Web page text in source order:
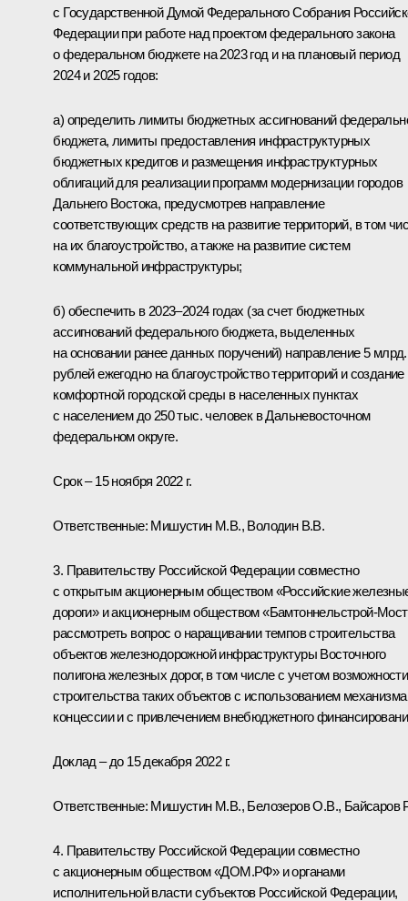
с Государственной Думой Федерального Собрания
Федерации при работе над проектом федерального закона
о федеральном бюджете на 2023 год и на плановый период
2024 и 2025 годов:
а) определить лимиты бюджетных ассигнований
бюджета, лимиты предоставления инфраструктурных
бюджетных кредитов и размещения инфраструктурных
облигаций для реализации программ модернизации городов
Дальнего Востока, предусмотрев направление
соответствующих средств на развитие территорий, в том
на их благоустройство, а также на развитие систем
коммунальной инфраструктуры;
б) обеспечить в 2023–2024 годах (за счет бюджетных
ассигнований федерального бюджета, выделенных
на основании ранее данных поручений) направление 5 млрд.
рублей ежегодно на благоустройство территорий и создание
комфортной городской среды в населенных пунктах
с населением до 250 тыс. человек в Дальневосточном
федеральном округе.
Срок – 15 ноября 2022 г.
Ответственные: Мишустин М.В., Володин В.В.
3. Правительству Российской Федерации совместно
с открытым акционерным обществом «Российские
дороги» и акционерным обществом «Бамтоннельстрой-
рассмотреть вопрос о наращивании темпов строительства
объектов железнодорожной инфраструктуры Восточного
полигона железных дорог, в том числе с учетом возможности
строительства таких объектов с использованием механизма
концессии и с привлечением внебюджетного
Доклад – до 15 декабря 2022 г.
Ответственные: Мишустин М.В., Белозеров О.В., Байсаров
4. Правительству Российской Федерации совместно
с акционерным обществом «ДОМ.РФ» и органами
исполнительной власти субъектов Российской Федерации,